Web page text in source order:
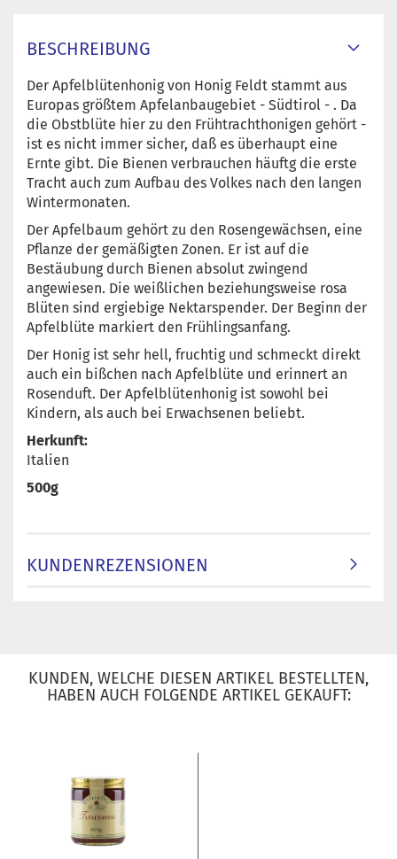
BESCHREIBUNG
Der Apfelblütenhonig von Honig Feldt stammt aus
Europas größtem Apfelanbaugebiet - Südtirol - . Da
die Obstblüte hier zu den Frühtrachthonigen gehört -
ist es nicht immer sicher, daß es überhaupt eine
Ernte gibt. Die Bienen verbrauchen häuftg die erste
Tracht auch zum Aufbau des Volkes nach den langen
Wintermonaten.
Der Apfelbaum gehört zu den Rosengewächsen, eine
Pflanze der gemäßigten Zonen. Er ist auf die
Bestäubung durch Bienen absolut zwingend
angewiesen. Die weißlichen beziehungsweise rosa
Blüten sind ergiebige Nektarspender. Der Beginn der
Apfelblüte markiert den Frühlingsanfang.
Der Honig ist sehr hell, fruchtig und schmeckt direkt
auch ein bißchen nach Apfelblüte und erinnert an
Rosenduft. Der Apfelblütenhonig ist sowohl bei
Kindern, als auch bei Erwachsenen beliebt.
Herkunft:
Italien
500g
KUNDENREZENSIONEN
KUNDEN, WELCHE DIESEN ARTIKEL BESTELLTEN,
HABEN AUCH FOLGENDE ARTIKEL GEKAUFT: